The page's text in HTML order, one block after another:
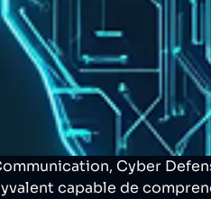
Cyber
capable de